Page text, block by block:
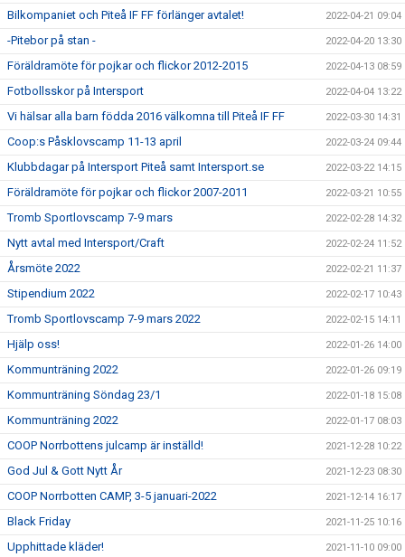
Bilkompaniet och Piteå IF FF förlänger avtalet! 2022-04-21 09:04
-Pitebor på stan - 2022-04-20 13:30
Föräldramöte för pojkar och flickor 2012-2015 2022-04-13 08:59
Fotbollsskor på Intersport 2022-04-04 13:22
Vi hälsar alla barn födda 2016 välkomna till Piteå IF FF 2022-03-30 14:31
Coop:s Påsklovscamp 11-13 april 2022-03-24 09:44
Klubbdagar på Intersport Piteå samt Intersport.se 2022-03-22 14:15
Föräldramöte för pojkar och flickor 2007-2011 2022-03-21 10:55
Tromb Sportlovscamp 7-9 mars 2022-02-28 14:32
Nytt avtal med Intersport/Craft 2022-02-24 11:52
Årsmöte 2022 2022-02-21 11:37
Stipendium 2022 2022-02-17 10:43
Tromb Sportlovscamp 7-9 mars 2022 2022-02-15 14:11
Hjälp oss! 2022-01-26 14:00
Kommunträning 2022 2022-01-26 09:19
Kommunträning Söndag 23/1 2022-01-18 15:08
Kommunträning 2022 2022-01-17 08:03
COOP Norrbottens julcamp är inställd! 2021-12-28 10:22
God Jul & Gott Nytt År 2021-12-23 08:30
COOP Norrbotten CAMP, 3-5 januari-2022 2021-12-14 16:17
Black Friday 2021-11-25 10:16
Upphittade kläder! 2021-11-10 09:00